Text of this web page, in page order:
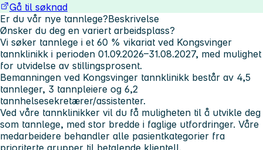
Gå til søknad
Er du vår nye tannlege?Beskrivelse
Ønsker du deg en variert arbeidsplass?
Vi søker tannlege i et 60 % vikariat ved Kongsvinger
tannklinikk i perioden 01.09.2026–31.08.2027, med mulighet
for utvidelse av stillingsprosent.
Bemanningen ved Kongsvinger tannklinikk består av 4,5
tannleger, 3 tannpleiere og 6,2
tannhelsesekretærer/assistenter.
Ved våre tannklinikker vil du få muligheten til å utvikle deg
som tannlege, med stor bredde i faglige utfordringer. Våre
medarbeidere behandler alle pasientkategorier fra
prioriterte grupper til betalende klientell.